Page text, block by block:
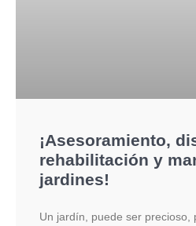
¡Asesoramiento,
rehabilitación y
jardines!
Un jardín, puede ser precioso,